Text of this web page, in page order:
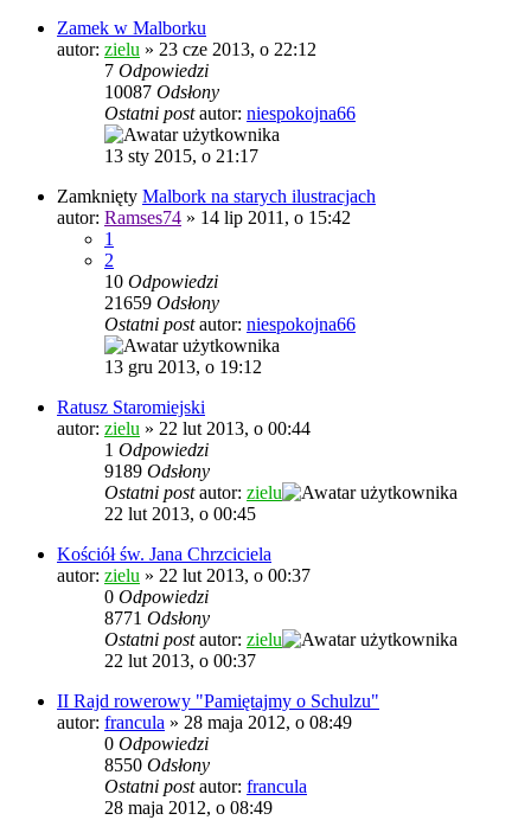
Zamek w Malborku
autor: zielu » 23 cze 2013, o 22:12
7 Odpowiedzi
10087 Odsłony
Ostatni postautor: niespokojna66
13 sty 2015, o 21:17
Zamknięty Malbork na starych ilustracjach
autor: Ramses74 » 14 lip 2011, o 15:42
1
2
10 Odpowiedzi
21659 Odsłony
Ostatni postautor: niespokojna66
13 gru 2013, o 19:12
Ratusz Staromiejski
autor: zielu » 22 lut 2013, o 00:44
1 Odpowiedzi
9189 Odsłony
Ostatni postautor: zielu
22 lut 2013, o 00:45
Kościół św. Jana Chrzciciela
autor: zielu » 22 lut 2013, o 00:37
0 Odpowiedzi
8771 Odsłony
Ostatni postautor: zielu
22 lut 2013, o 00:37
II Rajd rowerowy "Pamiętajmy o Schulzu"
autor: francula » 28 maja 2012, o 08:49
0 Odpowiedzi
8550 Odsłony
Ostatni postautor: francula
28 maja 2012, o 08:49